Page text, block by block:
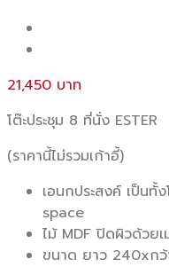
21,450
โต๊ะประชุม 8 ที่นั่ง ESTER
(ราคานี้ไม่รวมเก้าอี้)
เอนกประสงค์ เป็นทั้
space
ไม้ MDF ปิดผิวด้วย
ขนาด ยาว 240xก